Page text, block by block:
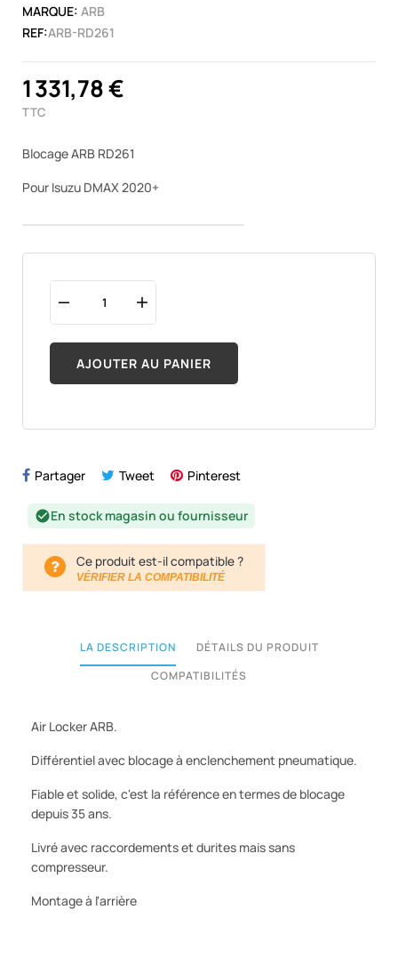
MARQUE: ARB
REF:ARB-RD261
1 331,78 €
TTC
Blocage ARB RD261
Pour Isuzu DMAX 2020+
AJOUTER AU PANIER
Partager Tweet Pinterest
check_circleEn stock magasin ou fournisseur
Ce produit est-il compatible ?
VÉRIFIER LA COMPATIBILITÉ
LA DESCRIPTION
DÉTAILS DU PRODUIT
COMPATIBILITÉS
Air Locker ARB.
Différentiel avec blocage à enclenchement pneumatique.
Fiable et solide, c'est la référence en termes de blocage
depuis 35 ans.
Livré avec raccordements et durites mais sans
compresseur.
Montage à l'arrière